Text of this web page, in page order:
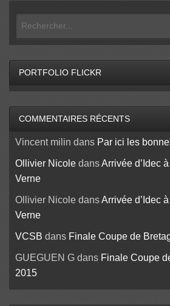
PORTFOLIO FLICKR
COMMENTAIRES RÉCENTS
Vincent milin dans Par ici les
Ollivier NicoledansArrivée d’Idec
Verne
Ollivier NicoledansArrivée d’Idec
Verne
VCSB dans Finale Coupe de
GUEGUEN Gdans Finale Coupe
2015